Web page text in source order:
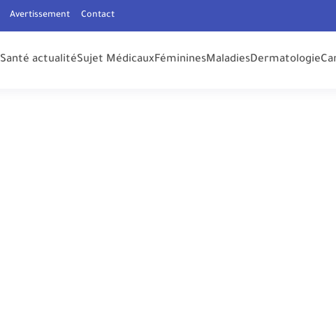
Avertissement Contact
Santé actualitéSujet MédicauxFémininesMaladiesDermatologie